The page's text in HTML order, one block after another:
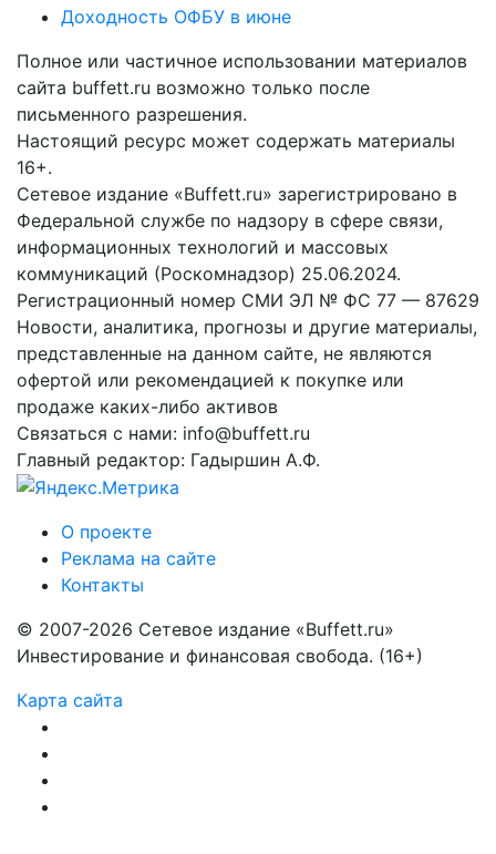
Доходность ОФБУ в июне
Полное или частичное использовании материалов
сайта buffett.ru возможно только после
письменного разрешения.
Настоящий ресурс может содержать материалы
16+.
Сетевое издание «Buffett.ru» зарегистрировано в
Федеральной службе по надзору в сфере связи,
информационных технологий и массовых
коммуникаций (Роскомнадзор) 25.06.2024.
Регистрационный номер СМИ ЭЛ № ФС 77 — 87629
Новости, аналитика, прогнозы и другие материалы,
представленные на данном сайте, не являются
офертой или рекомендацией к покупке или
продаже каких-либо активов
Связаться с нами: info@buffett.ru
Главный редактор: Гадыршин А.Ф.
О проекте
Реклама на сайте
Контакты
© 2007-2026 Сетевое издание «Buffett.ru»
Инвестирование и финансовая свобода. (16+)
Карта сайта